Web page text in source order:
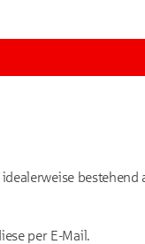
idealerweise bestehend
per E-Mail.